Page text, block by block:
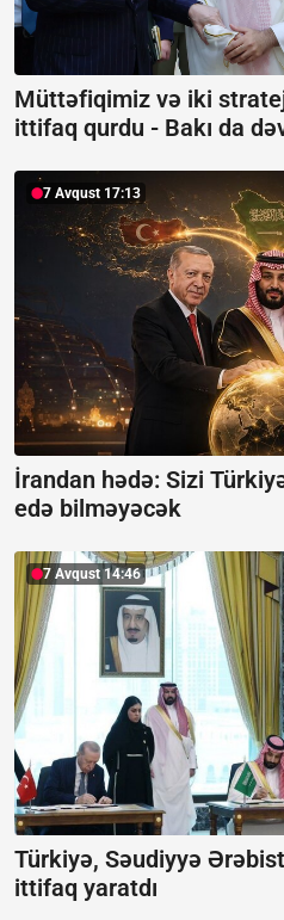
Müttəfiqimiz və iki
ittifaq qurdu - Bakı da
7 Avqust 17:13
İrandan hədə: Sizi
edə bilməyəcək
7 Avqust 14:46
Türkiyə, Səudiyyə
ittifaq yaratdı